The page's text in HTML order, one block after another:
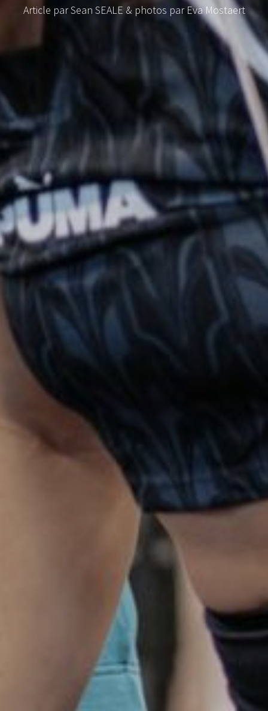
Article par Sean SEALE & photos par Eva Mostaert